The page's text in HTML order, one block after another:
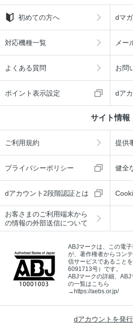
初めての方へ dマ
対応機種一覧 メー
よくある質問 お問
ポイント表示設定 dア
サイト情報
ご利用規約 提供
プライバシーポリシー 健全
dアカウント2段階認証とは
お客さまのご利用端末から
の情報の外部送信について
ABJマークは、この電
が、著作権者からコン
信サービスであること
6091713号）です。
ABJマークの詳細、
の一覧はこちら
→https://aebs.or.jp/
dアカウントを発